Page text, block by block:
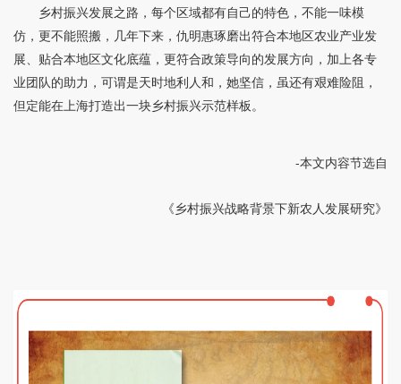
乡村振兴发展之路，每个区域都有自己的特色，不能一味模
仿，更不能照搬，几年下来，仇明惠琢磨出符合本地区农业产业发
展、贴合本地区文化底蕴，更符合政策导向的发展方向，加上各专
业团队的助力，可谓是天时地利人和，她坚信，虽还有艰难险阻，
但定能在上海打造出一块乡村振兴示范样板。
-本文内容节选自
《乡村振兴战略背景下新农人发展研究》